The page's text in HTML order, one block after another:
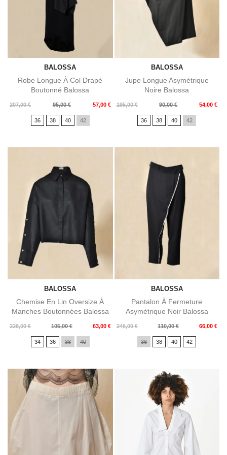
BALOSSA
Robe Longue À Col Drapé
Boutonné Balossa
207,00 €
Prix
95,00 € 57,00 €
Prix
36 38 40 42
BALOSSA
Jupe Longue Asymétrique
Noire Balossa
195,00 €
Prix
90,00 € 54,00 €
Prix
36 38 40 42
BALOSSA
Chemise En Lin Oversize À
Manches Boutonnées Balossa
228,00 €
Prix
105,00 € 63,00 €
Prix
34 36 38 40
BALOSSA
Pantalon À Fermeture
Asymétrique Noir Balossa
246,00 €
Prix
110,00 € 66,00 €
Prix
36 38 40 42